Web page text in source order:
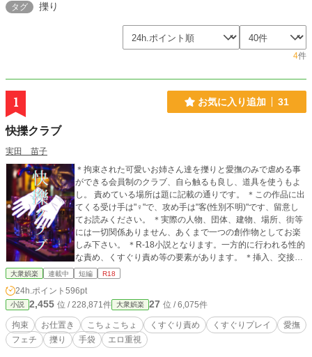
タグ 擽り
4件
1 お気に入り追加 31
快擽クラブ
実田 苗子
＊拘束された可愛いお姉さん達を擽りと愛撫のみで虐める事
ができる会員制のクラブ、自ら触るも良し、道具を使うもよ
し。 責めている場所は題に記載の通りです。 ＊この作品に出
てくる受け手は"♀"で、攻め手は"客(性別不明)"です、留意し
てお読みください。 ＊実際の人物、団体、建物、場所、街等
には一切関係ありません、あくまで一つの創作物としてお楽
しみ下さい。 ＊R-18小説となります。一方的に行われる性的
な責め、くすぐり責め等の要素があります。 ＊挿入、交接等
は作者の性癖の関係により一切有りません。ご容赦くださ
が、詳細な見目の設定などはございません、各自お好きな容
姿に変換してお楽しみ下さい。
大衆娯楽 連載中 短編 R18
24h.ポイント 596pt
小説 2,455 位 / 228,871件 大衆娯楽 27 位 / 6,075件
拘束 お仕置き こちょこちょ くすぐり責め くすぐりプレイ
愛撫
フェチ
擽り 手袋 エロ重視